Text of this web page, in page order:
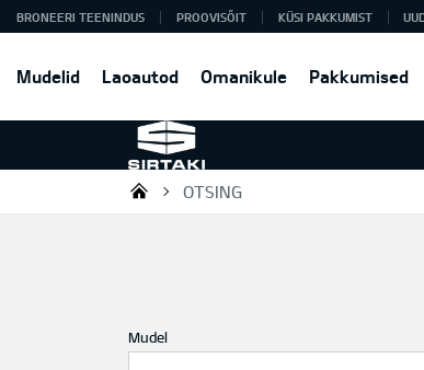
Mudelid Laoautod Omanikule Pakkumised
BRONEERI TEENINDUS PROOVISÕIT KÜSI PAKKUMIST
Sirtaki OÜ
OTSING
Mudel